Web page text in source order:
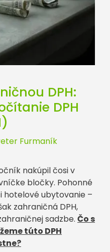
DPH:
DPH
Furmaník
nakúpil čosi v
bločky. Pohonné
ubytovanie –
zahraničná DPH,
sadzbe. Čo s
túto DPH